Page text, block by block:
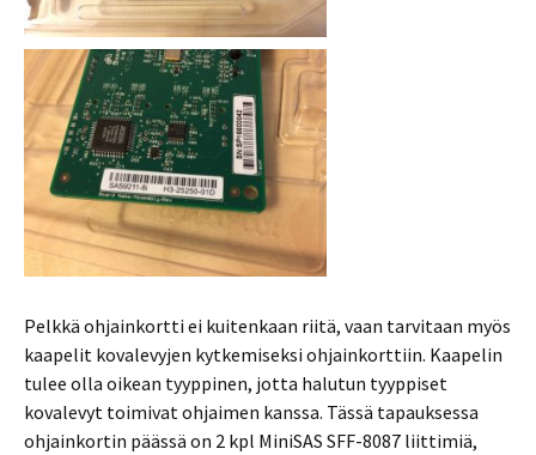
Pelkkä ohjainkortti ei kuitenkaan riitä, vaan tarvitaan myös
kaapelit kovalevyjen kytkemiseksi ohjainkorttiin. Kaapelin
tulee olla oikean tyyppinen, jotta halutun tyyppiset
kovalevyt toimivat ohjaimen kanssa. Tässä tapauksessa
ohjainkortin päässä on 2 kpl MiniSAS SFF-8087 liittimiä,